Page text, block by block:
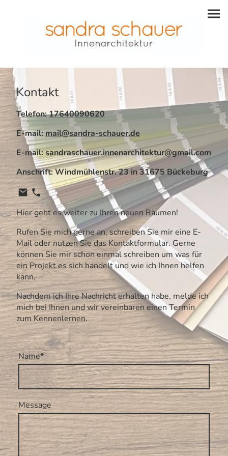
Kontakt
Telefon:17640090620
E-mail: mail@sandra-schauer.de
E-mail:sandraschauer.innenarchitektur@gmail.com
Anschrift: Windmühlenstr. 23 in 31675 Bückeburg
Hier geht es weiter zu Ihren neuen Räumen!
Rufen Sie mich gerne an, schreiben Sie mir eine E-
Mail oder nutzen Sie das Kontaktformular. Gerne
können Sie mir schon einmal schreiben um was für
ein Projekt es sich handelt und wie ich Ihnen helfen
kann.
Nachdem ich Ihre Nachricht erhalten habe, melde ich
mich bei Ihnen und wir vereinbaren einen Termin
zum Kennenlernen.
Name*
Message